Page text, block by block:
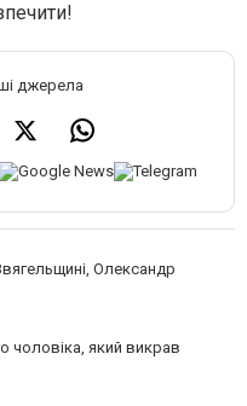
джерела
Олександр
чоловіка, який викрав